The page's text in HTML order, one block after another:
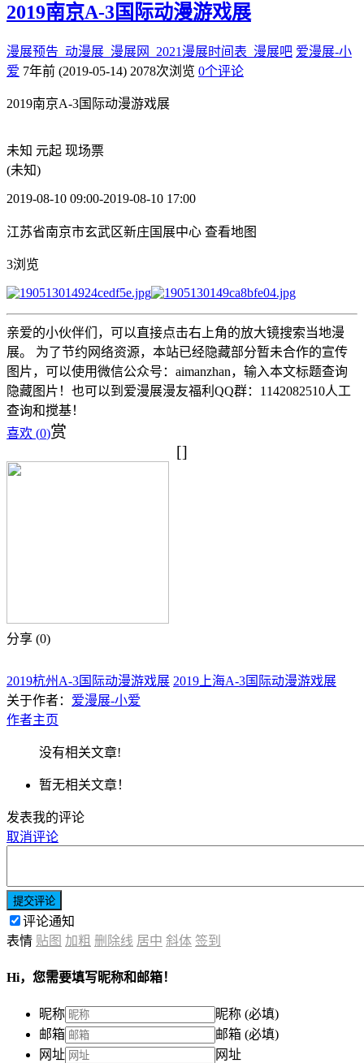
2019南京A-3国际动漫游戏展
漫展预告_动漫展_漫展网_2021漫展时间表_漫展吧 爱漫展-小
爱 7年前 (2019-05-14) 2078次浏览 0个评论
2019南京A-3国际动漫游戏展
未知 元起 现场票
(未知)
2019-08-10 09:00-2019-08-10 17:00
江苏省南京市玄武区新庄国展中心 查看地图
3浏览
亲爱的小伙伴们，可以直接点击右上角的放大镜搜索当地漫
展。 为了节约网络资源，本站已经隐藏部分暂未合作的宣传
图片，可以使用微信公众号：aimanzhan，输入本文标题查询
隐藏图片！也可以到爱漫展漫友福利QQ群：1142082510人工
查询和搅基！
喜欢 (0)赏
[]
分享 (0)
2019杭州A-3国际动漫游戏展 2019上海A-3国际动漫游戏展
关于作者： 爱漫展-小爱
作者主页
没有相关文章!
暂无相关文章！
发表我的评论
取消评论
提交评论
评论通知
表情 贴图 加粗 删除线 居中 斜体 签到
Hi，您需要填写昵称和邮箱！
昵称
昵称 (必填)
邮箱
邮箱 (必填)
网址
网址